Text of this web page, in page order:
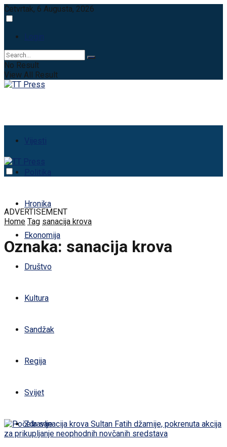
Četvrtak, 6 Augusta, 2026
Login
No Result
View All Result
Vijesti
Politika
Hronika
Ekonomija
Društvo
Kultura
Sandžak
Regija
Svijet
Zdravlje
ADVERTISEMENT
Home Tag sanacija krova
Oznaka: sanacija krova